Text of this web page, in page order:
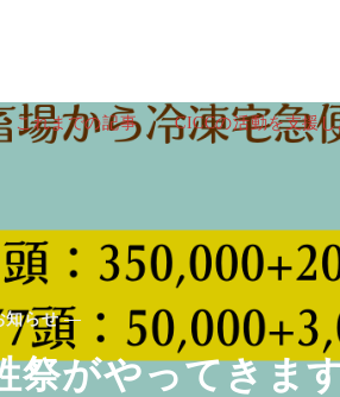
これまでの記事 CICCの活動を支援
らせ —
祭がやってきま